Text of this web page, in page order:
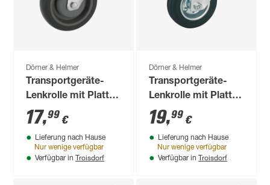
Dörner & Helmer
Transportgeräte-
Lenkrolle mit Platte
100 mm
17,99 €
Lieferung nach Hause
Nur wenige verfügbar
Verfügbar in Troisdorf
Dörner & Helmer
Transportgeräte-
Lenkrolle mit Platte
125 mm
19,99 €
Lieferung nach Hause
Nur wenige verfügbar
Verfügbar in Troisdorf